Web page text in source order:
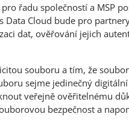
řadu společností a MSP
Cloud bude pro
dat, ověřování jejich
souboru a tím, že
sejme jedinečný
veřejně ověřitelnému
bezpečnost a